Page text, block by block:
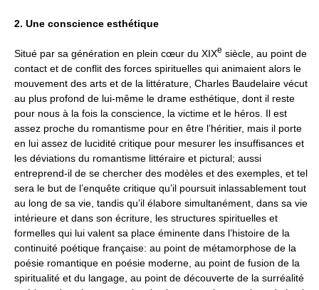
2. Une conscience esthétique
Situé par sa génération en plein cœur du XIXe siècle, au point de
contact et de conflit des forces spirituelles qui animaient alors le
mouvement des arts et de la littérature, Charles Baudelaire vécut
au plus profond de lui-même le drame esthétique, dont il reste
pour nous à la fois la conscience, la victime et le héros. Il est
assez proche du romantisme pour en être l’héritier, mais il porte
en lui assez de lucidité critique pour mesurer les insuffisances et
les déviations du romantisme littéraire et pictural; aussi
entreprend-il de se chercher des modèles et des exemples, et tel
sera le but de l’enquête critique qu’il poursuit inlassablement tout
au long de sa vie, tandis qu’il élabore simultanément, dans sa vie
intérieure et dans son écriture, les structures spirituelles et
formelles qui lui valent sa place éminente dans l’histoire de la
continuité poétique française: au point de métamorphose de la
poésie romantique en poésie moderne, au point de fusion de la
spiritualité et du langage, au point de découverte de la surréalité